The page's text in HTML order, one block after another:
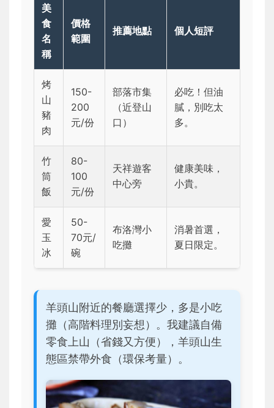
美
食
名
稱
價格
範圍
推薦地點 個人短評
烤
山
豬
肉
150-
200
元/份
部落市集
（近登山
口）
必吃！但油
膩，別吃太
多。
竹
筒
飯
80-
100
元/份
天祥遊客
中心旁
健康美味，
小貴。
愛
玉
冰
50-
70元/
碗
布洛灣小
吃攤
消暑首選，
夏日限定。
羊頭山附近的餐廳選擇少，多是小吃
攤（高階料理別妄想）。我建議自備
零食上山（省錢又方便），羊頭山生
態區禁帶外食（環保考量）。